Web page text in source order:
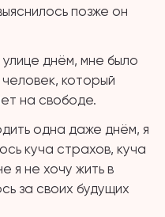
позже он
днём, мне было
который
на свободе.
одна даже днём, я
куча страхов, куча
я не хочу жить в
за своих будущих